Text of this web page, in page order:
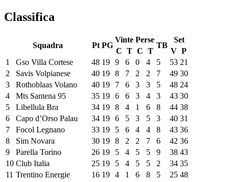
Classifica
Squadra Pt PG
Vinte Perse
TB
Set
C T C T V P
1
Gso Villa Cortese 48 19 9 6 0 4 5 53 21
2
Savis Volpianese 40 19 8 7 2 2 7 49 30
3
Rothoblaas Volano 40 19 7 6 3 3 5 48 24
4
Mts Santena 95 35 19 6 6 3 4 3 43 30
5
Libellula Bra 34 19 8 4 1 6 8 44 38
6
Capo d’Orso Palau 34 19 6 5 3 5 3 40 31
7
Focol Legnano 33 19 5 6 4 4 8 43 36
8
Sim Novara 30 19 8 2 2 7 6 42 36
9
Parella Torino 26 19 5 4 5 5 9 38 43
10 Club Italia 25 19 5 4 5 5 2 34 35
11 Trentino Energie 16 19 4 1 6 8 5 25 48